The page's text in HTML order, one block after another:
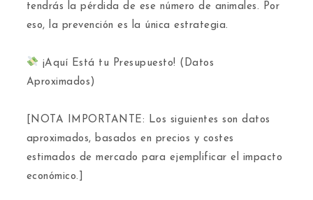
tendrás la pérdida de ese número de animales. Por
eso, la prevención es la única estrategia.
¡Aquí Está tu Presupuesto! (Datos
Aproximados)
​[NOTA IMPORTANTE: Los siguientes son datos
aproximados, basados en precios y costes
estimados de mercado para ejemplificar el impacto
económico.]